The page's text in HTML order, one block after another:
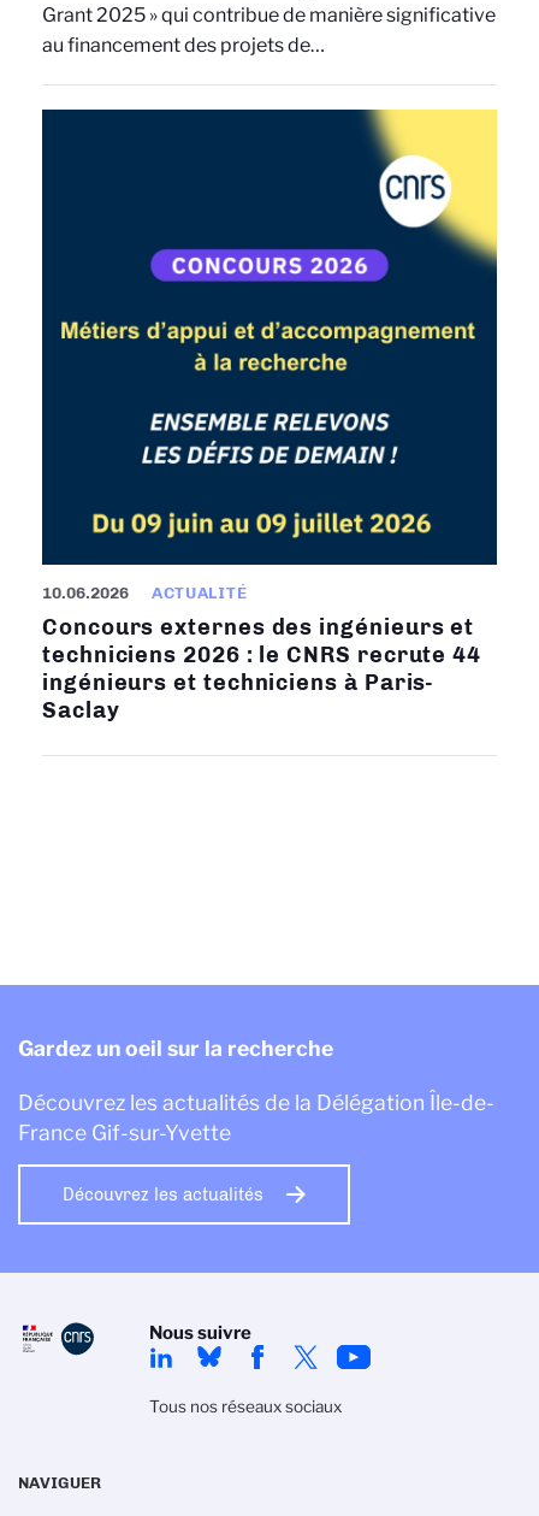
Grant 2025 » qui contribue de manière significative
au financement des projets de…
10.06.2026 ACTUALITÉ
Concours externes des ingénieurs et
techniciens 2026 : le CNRS recrute 44
ingénieurs et techniciens à Paris-
Saclay
Gardez un oeil sur la recherche
Découvrez les actualités de la Délégation Île-de-
France Gif-sur-Yvette
Découvrez les actualités
Nous suivre
Tous nos réseaux sociaux
NAVIGUER